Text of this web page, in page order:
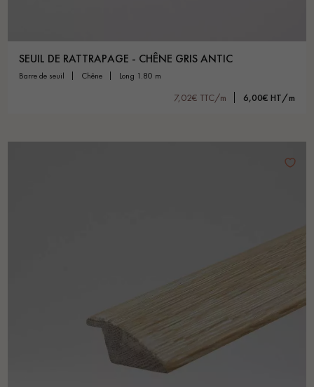
SEUIL DE RATTRAPAGE - CHÊNE GRIS ANTIC
barre de seuil chêne long 1.80 m
7,02€ TTC/m 6,00€ HT/m